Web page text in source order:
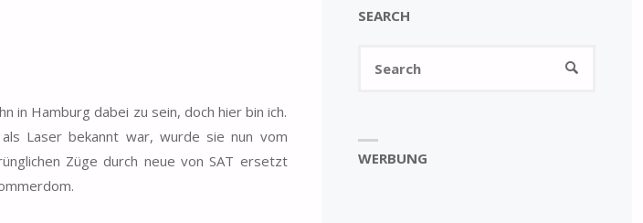
in Hamburg dabei zu sein, doch hier bin ich.
Laser bekannt war, wurde sie nun vom
Züge durch neue von SAT ersetzt
SEARCH
SEARCH
WERBUNG